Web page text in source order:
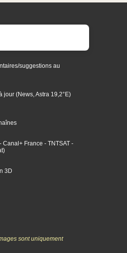
suggestions au
jour (News, Astra 19,2°E)
- Canal+ France - TNTSAT -
)
3D
sont uniquement